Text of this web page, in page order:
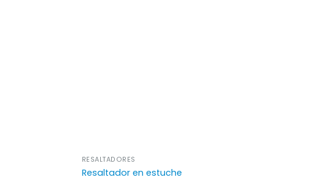
RESALTADORES
Resaltador en estuche